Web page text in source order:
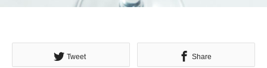
Tweet Share